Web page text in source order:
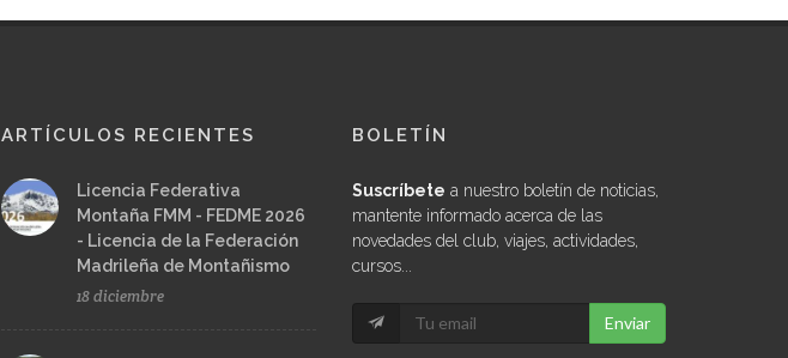
ARTÍCULOS RECIENTES
Licencia Federativa
Montaña FMM - FEDME 2026
- Licencia de la Federación
Madrileña de Montañismo
18 diciembre
BOLETÍN
Suscríbete a nuestro boletín de noticias,
mantente informado acerca de las
novedades del club, viajes, actividades,
cursos...
Enviar